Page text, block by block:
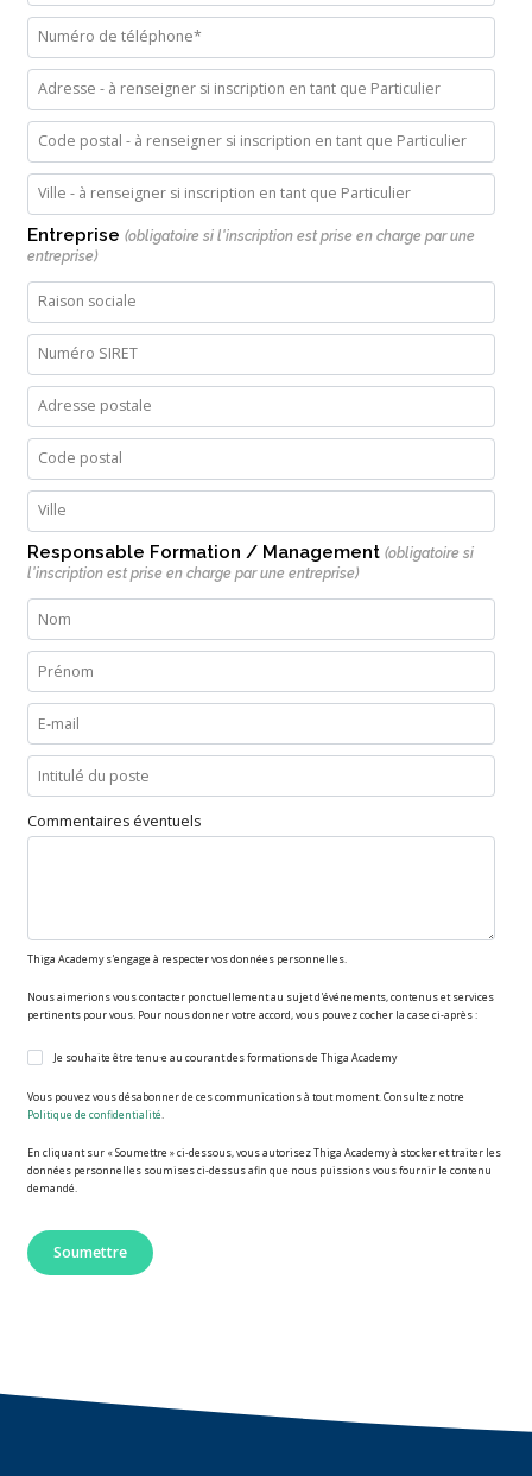
Entreprise (obligatoire si l'inscription est prise en charge par une
entreprise)
Responsable Formation / Management (obligatoire si
l'inscription est prise en charge par une entreprise)
Commentaires éventuels
Thiga Academy s'engage à respecter vos données personnelles.
Nous aimerions vous contacter ponctuellement au sujet d'événements, contenus et services
pertinents pour vous. Pour nous donner votre accord, vous pouvez cocher la case ci-après :
Je souhaite être tenu·e au courant des formations de Thiga Academy
Vous pouvez vous désabonner de ces communications à tout moment. Consultez notre
Politique de confidentialité.
En cliquant sur « Soumettre » ci-dessous, vous autorisez Thiga Academy à stocker et traiter les
données personnelles soumises ci-dessus afin que nous puissions vous fournir le contenu
demandé.